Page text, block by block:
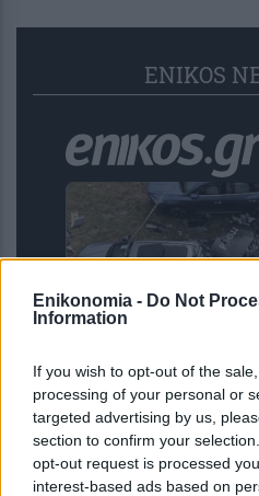
Enikonomia - Do Not
Information
If you wish to opt-out of the
processing of your personal or
targeted advertising by us,
section to confirm your
opt-out request is processed
interest-based ads based on
ENIKOS
Ρίο ντε Τζανέιρο:
Συντριβή
νεκρούς